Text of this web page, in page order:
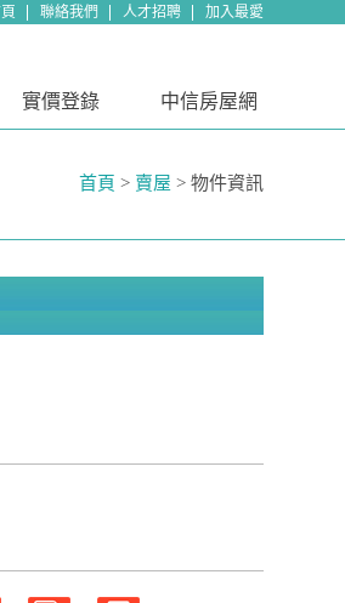
聯絡我們 人才招聘 加入最愛
實價登錄 中信房屋網
首頁 > 賣屋 > 物件資訊